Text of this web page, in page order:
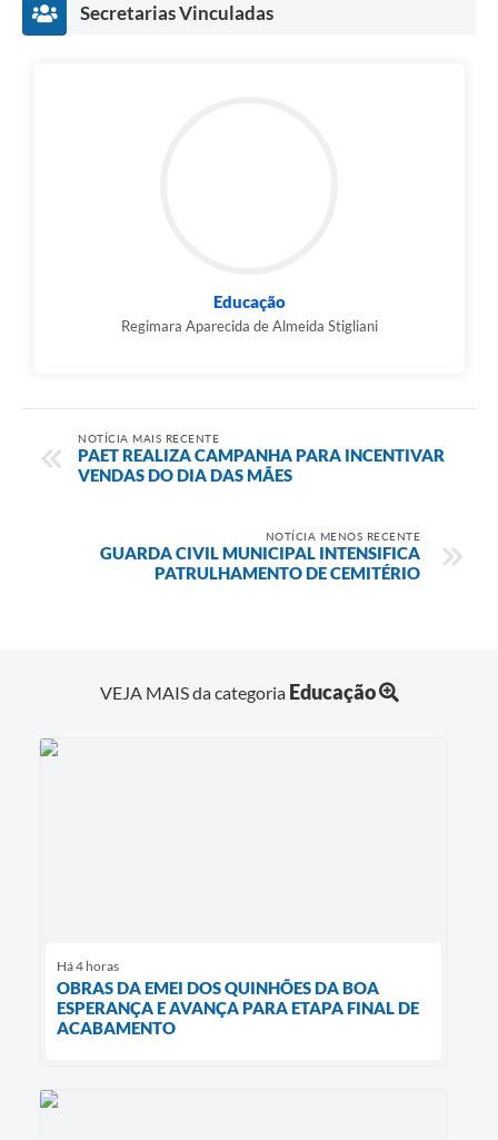
Secretarias Vinculadas
Educação
Regimara Aparecida de Almeida Stigliani
NOTÍCIA MAIS RECENTE
PAET REALIZA CAMPANHA PARA INCENTIVAR
VENDAS DO DIA DAS MÃES
NOTÍCIA MENOS RECENTE
GUARDA CIVIL MUNICIPAL INTENSIFICA
PATRULHAMENTO DE CEMITÉRIO
VEJA MAIS da categoria Educação
Há 4 horas
OBRAS DA EMEI DOS QUINHÕES DA BOA
ESPERANÇA E AVANÇA PARA ETAPA FINAL DE
ACABAMENTO